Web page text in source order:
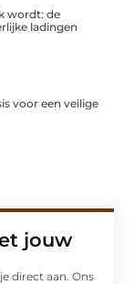
wordt: de
ladingen
voor een veilige
jouw
direct aan. Ons